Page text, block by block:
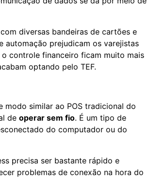
diversas bandeiras de cartões e
automação prejudicam os varejistas
controle financeiro ficam muito mais
optando pelo TEF.
modo similar ao POS tradicional do
de operar sem fio. É um tipo de
do computador ou do
precisa ser bastante rápido e
problemas de conexão na hora do